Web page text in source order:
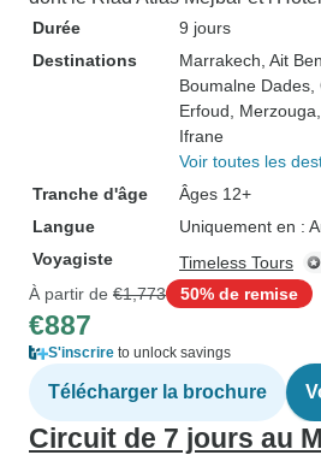
Durée
9 jours
Destinations
Marrakech , Ait
Boumalne Dades
Erfoud , Merzouga
Ifrane
Voir toutes les
Tranche d'âge
Âges 12+
Langue
Uniquement en :
Voyagiste
Timeless Tours
À partir de €1,773 50% de remise
€887
S'inscrire to unlock savings
Télécharger la brochure
Circuit de 7 jours au